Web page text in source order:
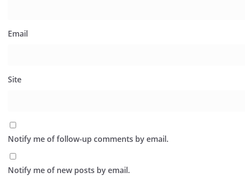
Email
Site
Notify me of follow-up comments by email.
Notify me of new posts by email.